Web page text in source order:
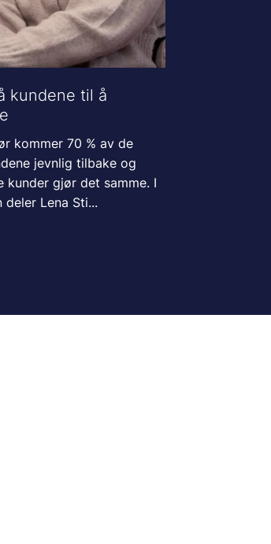
kundene til å
kommer 70 % av de
jevnlig tilbake og
kunder gjør det samme. I
Lena Sti...